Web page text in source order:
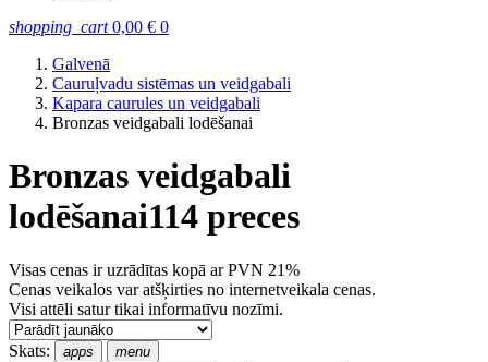
shopping_cart 0,00 € 0
Galvenā
Cauruļvadu sistēmas un veidgabali
Kapara caurules un veidgabali
Bronzas veidgabali lodēšanai
Bronzas veidgabali
lodēšanai114 preces
Visas cenas ir uzrādītas kopā ar PVN 21%
Cenas veikalos var atšķirties no internetveikala cenas.
Visi attēli satur tikai informatīvu nozīmi.
Skats: apps menu